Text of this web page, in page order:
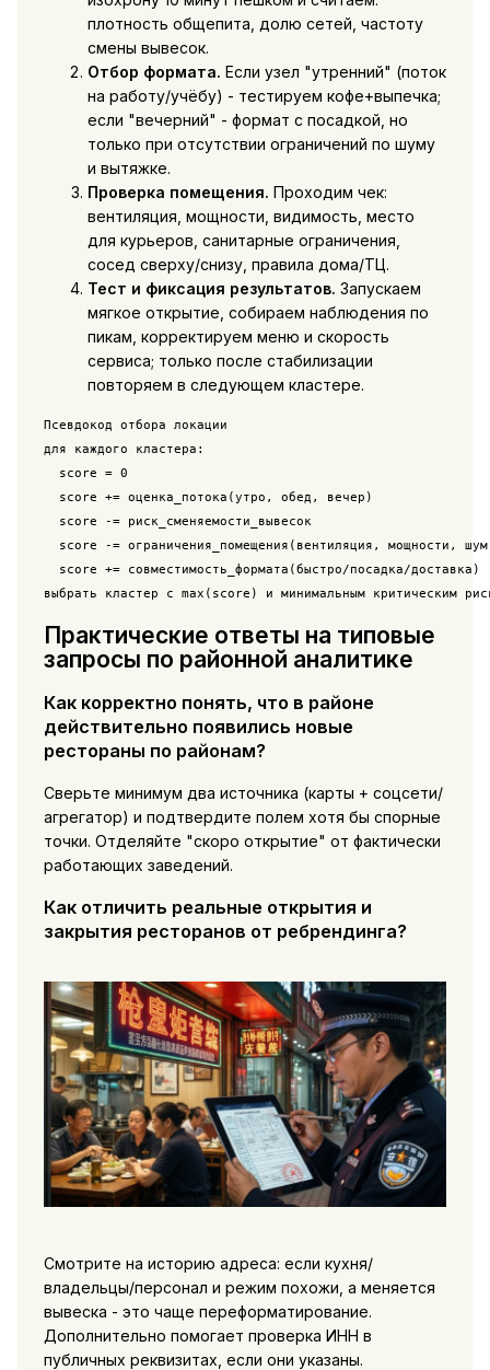
плотность общепита, долю сетей, частоту
смены вывесок.
Отбор формата. Если узел "утренний" (поток
на работу/учёбу) - тестируем кофе+выпечка;
если "вечерний" - формат с посадкой, но
только при отсутствии ограничений по шуму
и вытяжке.
Проверка помещения. Проходим чек:
вентиляция, мощности, видимость, место
для курьеров, санитарные ограничения,
сосед сверху/снизу, правила дома/ТЦ.
Тест и фиксация результатов. Запускаем
мягкое открытие, собираем наблюдения по
пикам, корректируем меню и скорость
сервиса; только после стабилизации
повторяем в следующем кластере.
Псевдокод отбора локации
для каждого кластера:
  score = 0
  score += оценка_потока(утро, обед, вечер)
  score -= риск_сменяемости_вывесок
score -= ограничения_помещения(вентиляция, мощности,
  score += совместимость_формата(быстро/посадка/доставка)
выбрать кластер с max(score) и минимальным критическим
Практические ответы на типовые
запросы по районной аналитике
Как корректно понять, что в районе
действительно появились новые
рестораны по районам?
Сверьте минимум два источника (карты + соцсети/
агрегатор) и подтвердите полем хотя бы спорные
точки. Отделяйте "скоро открытие" от фактически
работающих заведений.
Как отличить реальные открытия и
закрытия ресторанов от ребрендинга?
Смотрите на историю адреса: если кухня/
владельцы/персонал и режим похожи, а меняется
вывеска - это чаще переформатирование.
Дополнительно помогает проверка ИНН в
публичных реквизитах, если они указаны.